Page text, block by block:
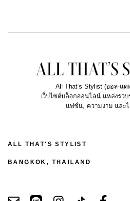
All That’s Stylist (ออล-แ
เว็บไซต์บล็อกออนไลน์ แหล่งรว
แฟชั่น, ความงาม และ
ALL THAT'S STYLIST
BANGKOK, THAILAND